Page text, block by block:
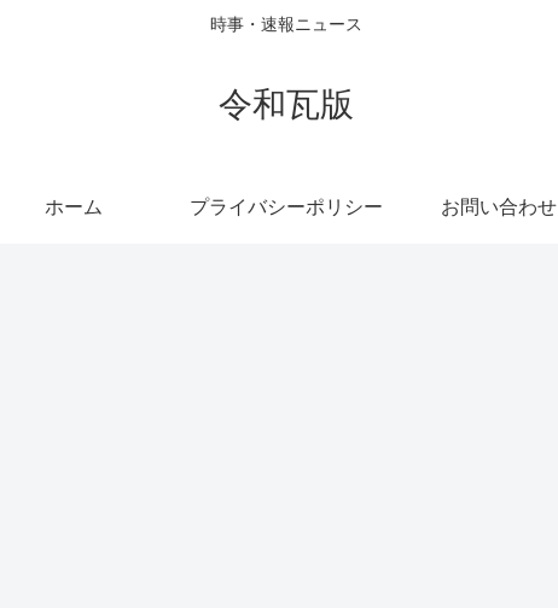
時事・速報ニュース
令和瓦版
ホーム プライバシーポリシー お問い合わせ